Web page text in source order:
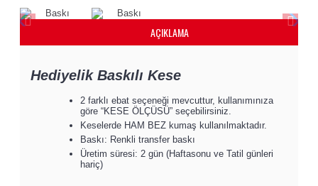
AÇIKLAMA
Hediyelik Baskılı Kese
2 farklı ebat seçeneği mevcuttur, kullanımınıza
göre “KESE ÖLÇÜSÜ” seçebilirsiniz.
Keselerde HAM BEZ kumaş kullanılmaktadır.
Baskı: Renkli transfer baskı
Üretim süresi: 2 gün (Haftasonu ve Tatil günleri
hariç)